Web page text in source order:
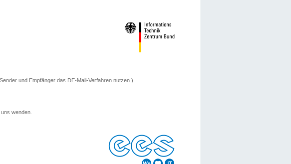
und Empfänger das DE-Mail-Verfahren nutzen.)
wenden.